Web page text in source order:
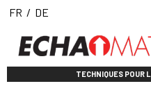
FR / DE
TECHNIQUES POUR